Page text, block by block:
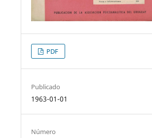
PDF
Publicado
1963-01-01
Número